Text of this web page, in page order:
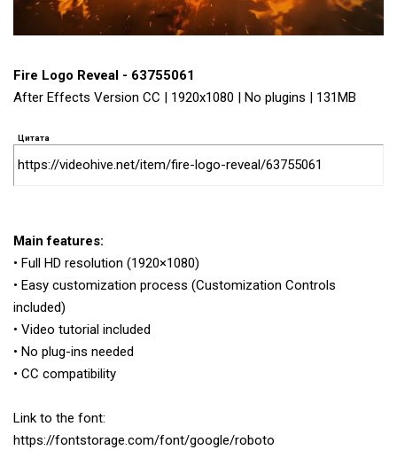
Fire Logo Reveal - 63755061
After Effects Version CC | 1920x1080 | No plugins | 131MB
Цитата
https://videohive.net/item/fire-logo-reveal/63755061
Main features:
• Full HD resolution (1920×1080)
• Easy customization process (Customization Controls
included)
• Video tutorial included
• No plug-ins needed
• CC compatibility
Link to the font:
https://fontstorage.com/font/google/roboto